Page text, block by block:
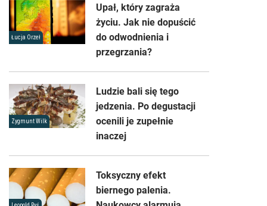
Łucja Orzeł
Upał, który zagraża
życiu. Jak nie dopuścić
do odwodnienia i
przegrzania?
Zygmunt Wilk
Ludzie bali się tego
jedzenia. Po degustacji
ocenili je zupełnie
inaczej
Toksyczny efekt
biernego palenia.